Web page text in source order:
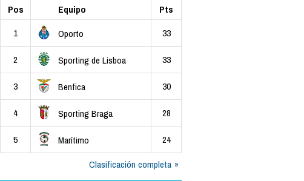
Pos Equipo
Pts
1
Oporto 33
2 Sporting de Lisboa 33
3 Benfica 30
4 Sporting Braga 28
5 Marítimo
24
Clasificación completa